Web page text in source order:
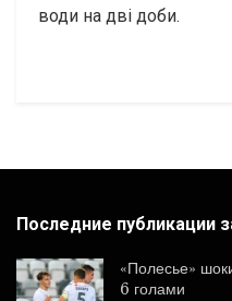
води на дві доби.
Последние публикации
«Полесье»
6 голами